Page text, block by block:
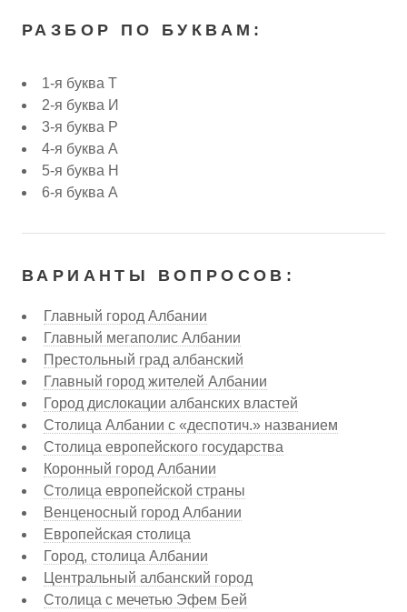
РАЗБОР ПО БУКВАМ:
1-я буква Т
2-я буква И
3-я буква Р
4-я буква А
5-я буква Н
6-я буква А
ВАРИАНТЫ ВОПРОСОВ:
Главный город Албании
Главный мегаполис Албании
Престольный град албанский
Главный город жителей Албании
Город дислокации албанских властей
Столица Албании с «деспотич.» названием
Столица европейского государства
Коронный город Албании
Столица европейской страны
Венценосный город Албании
Европейская столица
Город, столица Албании
Центральный албанский город
Столица с мечетью Эфем Бей